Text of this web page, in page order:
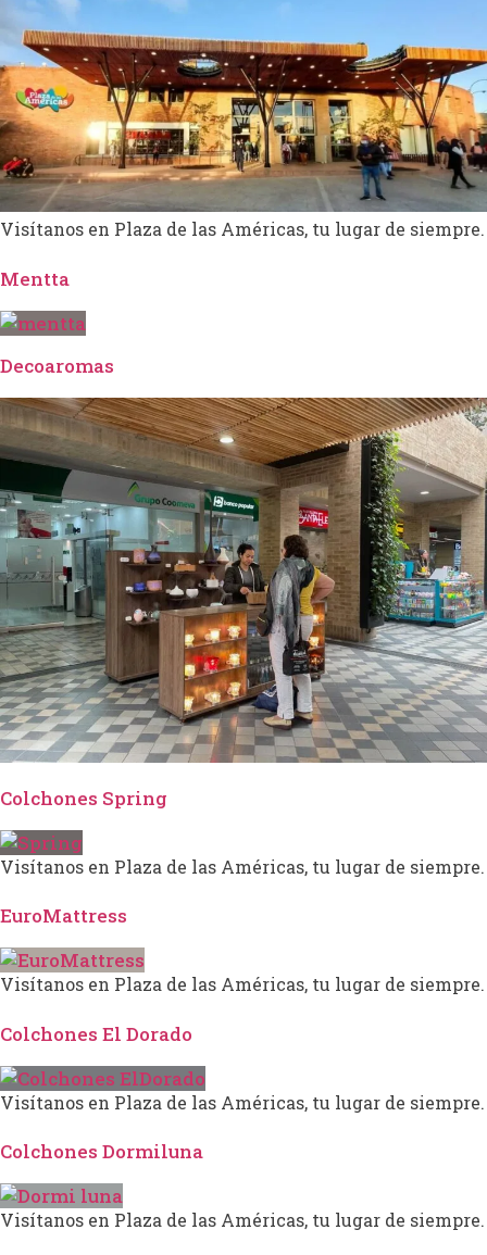
Visítanos en Plaza de las Américas, tu lugar de siempre.
Mentta
Decoaromas
Colchones Spring
Visítanos en Plaza de las Américas, tu lugar de siempre.
EuroMattress
Visítanos en Plaza de las Américas, tu lugar de siempre.
Colchones El Dorado
Visítanos en Plaza de las Américas, tu lugar de siempre.
Colchones Dormiluna
Visítanos en Plaza de las Américas, tu lugar de siempre.